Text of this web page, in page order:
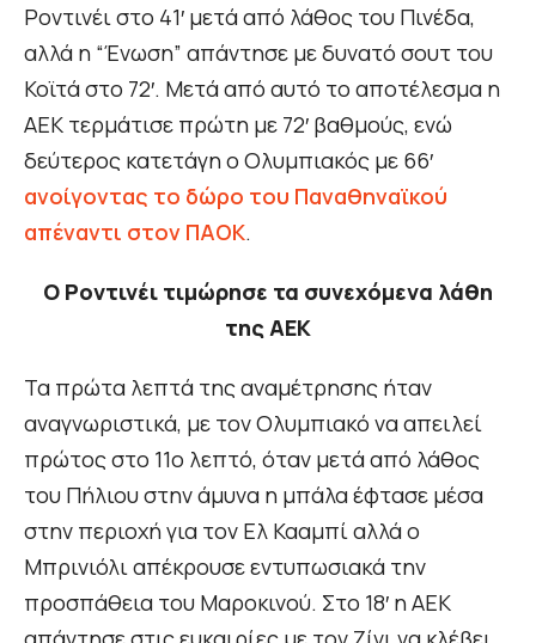
Ροντινέι στο 41′ μετά από λάθος του Πινέδα,
αλλά η “Ένωση” απάντησε με δυνατό σουτ του
Κοϊτά στο 72′. Μετά από αυτό το αποτέλεσμα η
ΑΕΚ τερμάτισε πρώτη με 72′ βαθμούς, ενώ
δεύτερος κατετάγη ο Ολυμπιακός με 66′
ανοίγοντας το δώρο του Παναθηναϊκού
απέναντι στον ΠΑΟΚ.
Ο Ροντινέι τιμώρησε τα συνεχόμενα λάθη
της ΑΕΚ
Τα πρώτα λεπτά της αναμέτρησης ήταν
αναγνωριστικά, με τον Ολυμπιακό να απειλεί
πρώτος στο 11ο λεπτό, όταν μετά από λάθος
του Πήλιου στην άμυνα η μπάλα έφτασε μέσα
στην περιοχή για τον Ελ Κααμπί αλλά ο
Μπρινιόλι απέκρουσε εντυπωσιακά την
προσπάθεια του Μαροκινού. Στο 18′ η ΑΕΚ